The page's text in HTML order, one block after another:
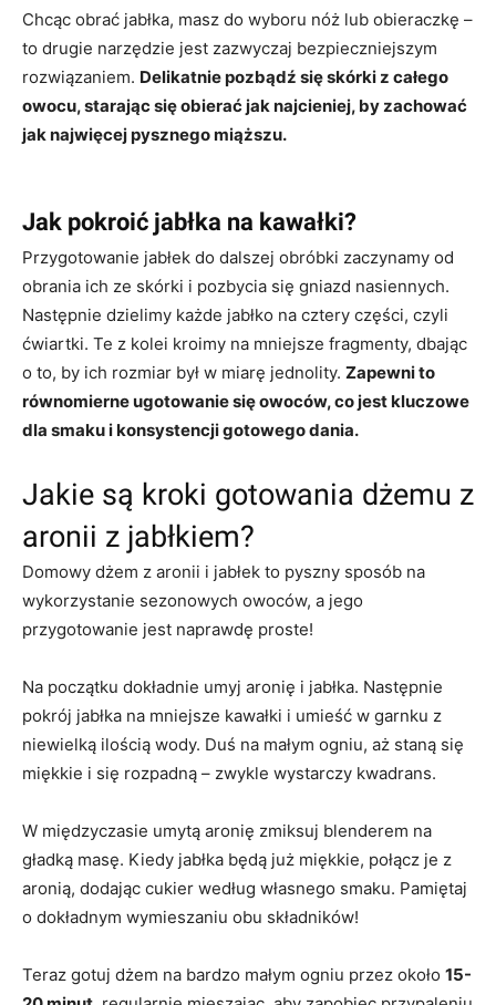
Chcąc obrać jabłka, masz do wyboru nóż lub obieraczkę –
to drugie narzędzie jest zazwyczaj bezpieczniejszym
rozwiązaniem. Delikatnie pozbądź się skórki z całego
owocu, starając się obierać jak najcieniej, by zachować
jak najwięcej pysznego miąższu.
Jak pokroić jabłka na kawałki?
Przygotowanie jabłek do dalszej obróbki zaczynamy od
obrania ich ze skórki i pozbycia się gniazd nasiennych.
Następnie dzielimy każde jabłko na cztery części, czyli
ćwiartki. Te z kolei kroimy na mniejsze fragmenty, dbając
o to, by ich rozmiar był w miarę jednolity. Zapewni to
równomierne ugotowanie się owoców, co jest kluczowe
dla smaku i konsystencji gotowego dania.
Jakie są kroki gotowania dżemu z
aronii z jabłkiem?
Domowy dżem z aronii i jabłek to pyszny sposób na
wykorzystanie sezonowych owoców, a jego
przygotowanie jest naprawdę proste!
Na początku dokładnie umyj aronię i jabłka. Następnie
pokrój jabłka na mniejsze kawałki i umieść w garnku z
niewielką ilością wody. Duś na małym ogniu, aż staną się
miękkie i się rozpadną – zwykle wystarczy kwadrans.
W międzyczasie umytą aronię zmiksuj blenderem na
gładką masę. Kiedy jabłka będą już miękkie, połącz je z
aronią, dodając cukier według własnego smaku. Pamiętaj
o dokładnym wymieszaniu obu składników!
Teraz gotuj dżem na bardzo małym ogniu przez około 15-